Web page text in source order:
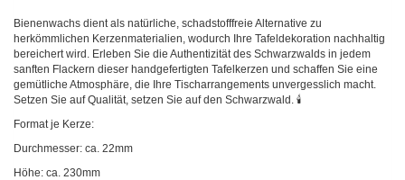
Bienenwachs dient als natürliche, schadstofffreie Alternative zu
herkömmlichen Kerzenmaterialien, wodurch Ihre Tafeldekoration nachhaltig
bereichert wird. Erleben Sie die Authentizität des Schwarzwalds in jedem
sanften Flackern dieser handgefertigten Tafelkerzen und schaffen Sie eine
gemütliche Atmosphäre, die Ihre Tischarrangements unvergesslich macht.
Setzen Sie auf Qualität, setzen Sie auf den Schwarzwald. 🕯️
Format je Kerze:
Durchmesser: ca. 22mm
Höhe: ca. 230mm